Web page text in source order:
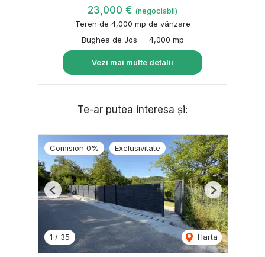
23,000 € (negociabil)
Teren de 4,000 mp de vânzare
Bughea de Jos
4,000 mp
Vezi mai multe detalii
Te-ar putea interesa și:
Comision 0% Exclusivitate
1 / 35 Harta
Previous Next